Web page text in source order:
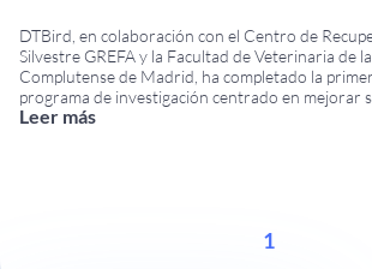
DTBird, en colaboración con el Centro de
Silvestre GREFA y la Facultad de Veterinaria de
Complutense de Madrid, ha completado la
programa de investigación centrado en mejorar
disuasión para aerogeneradores. El proyecto
Leer más
1